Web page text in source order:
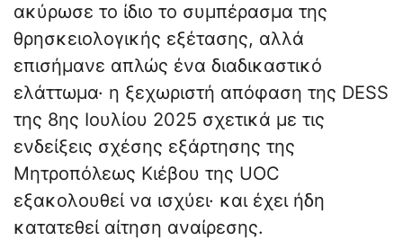
ακύρωσε το ίδιο το συμπέρασμα της
θρησκειολογικής εξέτασης, αλλά
επισήμανε απλώς ένα διαδικαστικό
ελάττωμα· η ξεχωριστή απόφαση της DESS
της 8ης Ιουλίου 2025 σχετικά με τις
ενδείξεις σχέσης εξάρτησης της
Μητροπόλεως Κιέβου της UOC
εξακολουθεί να ισχύει· και έχει ήδη
κατατεθεί αίτηση αναίρεσης.